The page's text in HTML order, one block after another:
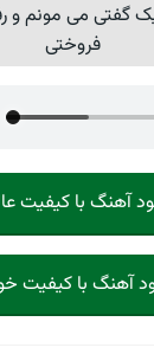
گفتی می مونم و
فروختی
آهنگ با کیفیت
آهنگ با کیفیت خوب